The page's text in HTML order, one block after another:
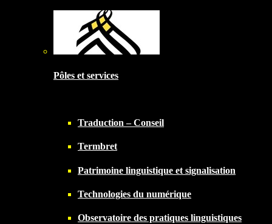
Pôles et services
Traduction – Conseil
Termbret
Patrimoine linguistique et signalisation
Technologies du numérique
Observatoire des pratiques linguistiques